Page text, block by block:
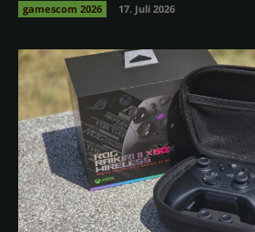
gamescom 2026 17. Juli 2026